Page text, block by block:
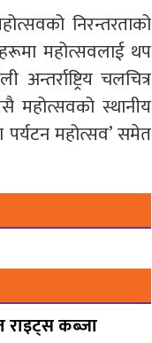
निरन्तरताको
महोत्सवलाई थप
चलचित्र
महोत्सवको स्थानीय
महोत्सव’ समेत
राइट्स कब्जा